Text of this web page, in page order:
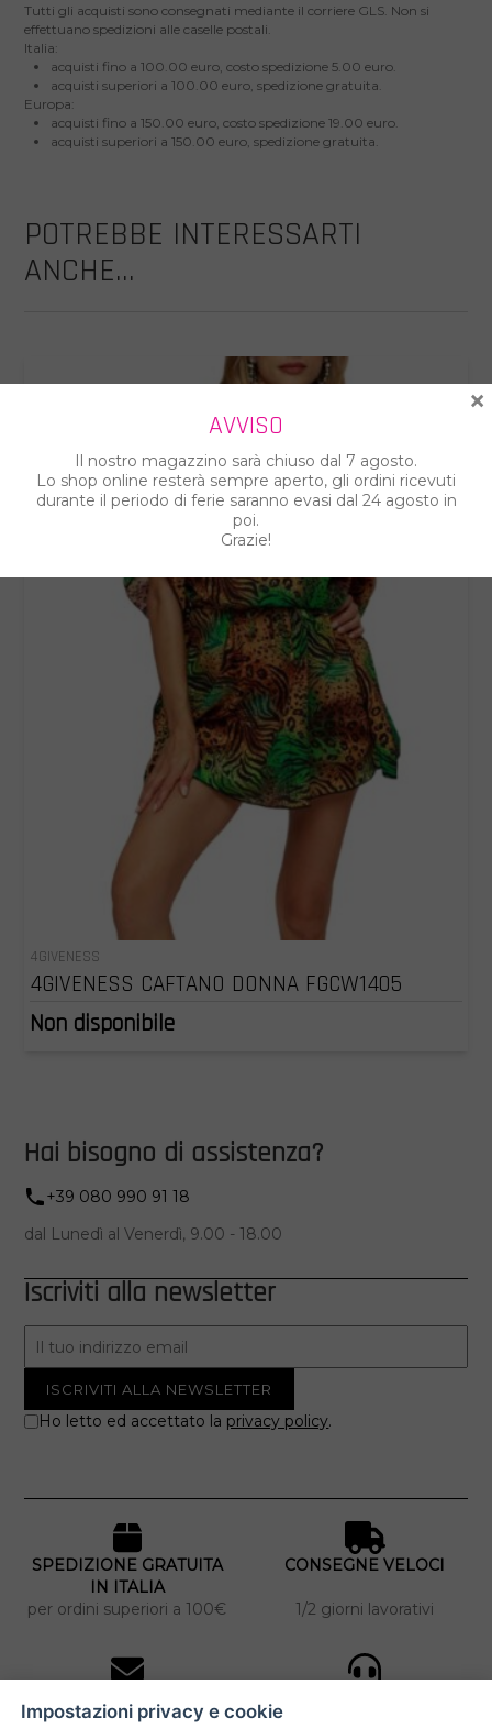
Tutti gli acquisti sono consegnati mediante il corriere GLS. Non si
effettuano spedizioni alle caselle postali.
Italia:
acquisti fino a 100.00 euro, costo spedizione 5.00 euro.
acquisti superiori a 100.00 euro, spedizione gratuita.
Europa:
acquisti fino a 150.00 euro, costo spedizione 19.00 euro.
acquisti superiori a 150.00 euro, spedizione gratuita.
POTREBBE INTERESSARTI
ANCHE...
4GIVENESS
4GIVENESS CAFTANO DONNA FGCW1405
Non disponibile
Hai bisogno di assistenza?
+39 080 990 91 18
dal Lunedì al Venerdì, 9.00 - 18.00
Iscriviti alla newsletter
Ho letto ed accettato la privacy policy.
SPEDIZIONE GRATUITA
IN ITALIA
per ordini superiori a 100€
CONSEGNE VELOCI
1/2 giorni lavorativi
AVVISO
Il nostro magazzino sarà chiuso dal 7 agosto.
Lo shop online resterà sempre aperto, gli ordini ricevuti
durante il periodo di ferie saranno evasi dal 24 agosto in
poi.
Grazie!
×
Impostazioni privacy e cookie